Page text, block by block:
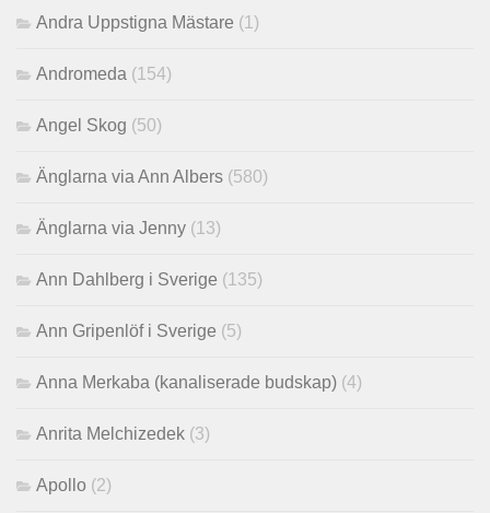
Andra Uppstigna Mästare (1)
Andromeda (154)
Angel Skog (50)
Änglarna via Ann Albers (580)
Änglarna via Jenny (13)
Ann Dahlberg i Sverige (135)
Ann Gripenlöf i Sverige (5)
Anna Merkaba (kanaliserade budskap) (4)
Anrita Melchizedek (3)
Apollo (2)